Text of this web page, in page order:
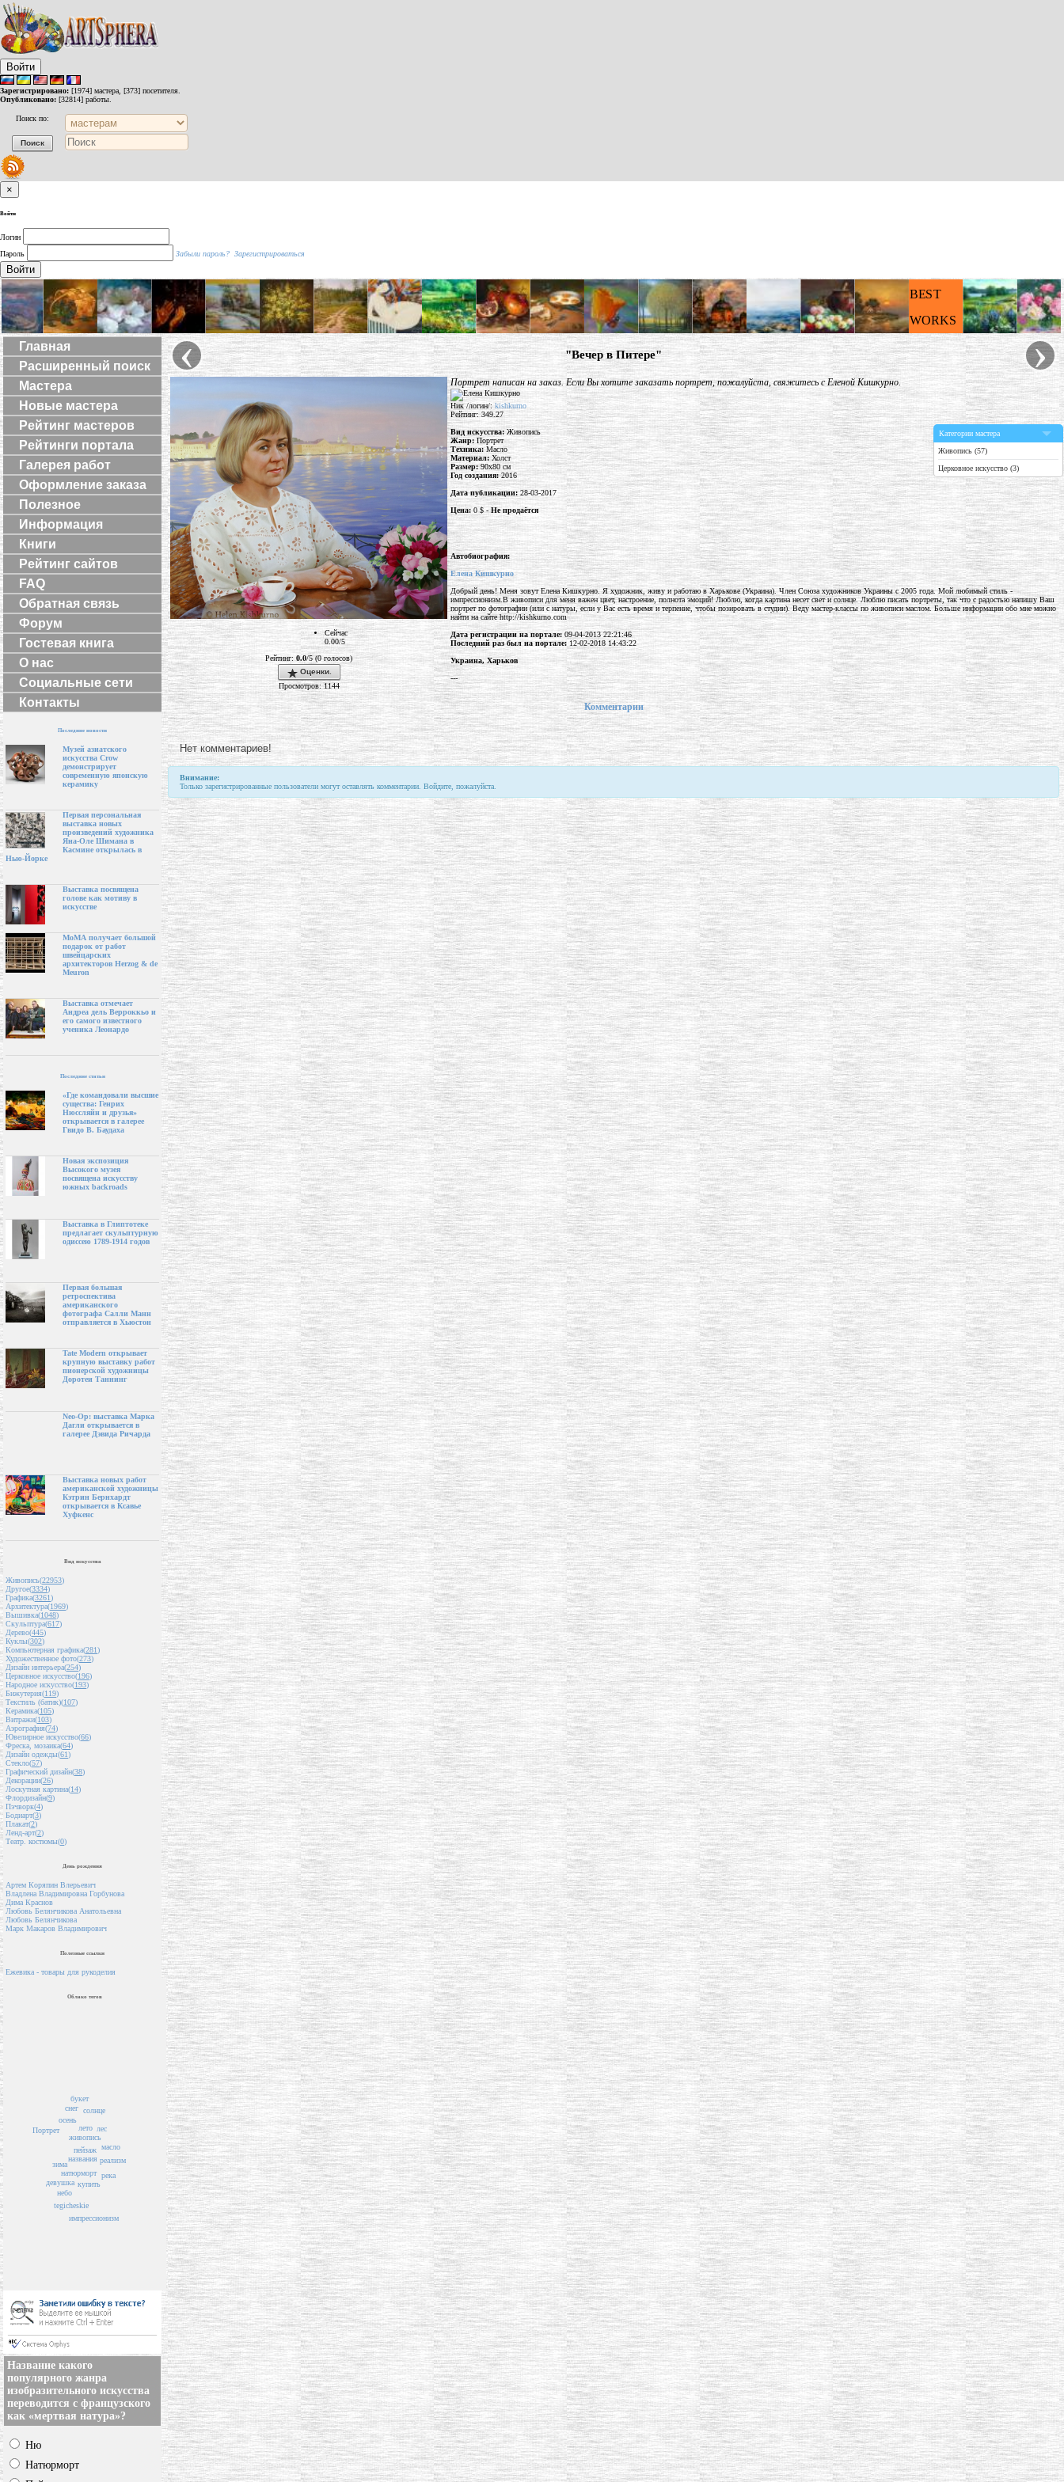
Войти
Зарегистрировано: [1974] мастера, [373] посетителя.
Опубликовано: [32814] работы.
Поиск по:
×
Войти
Логин
Пароль
Забыли пароль? Зарегистрироваться
Войти
BEST
WORKS
Главная
Расширенный поиск
Мастера
Новые мастера
Рейтинг мастеров
Рейтинги портала
Галерея работ
Оформление заказа
Полезное
Информация
Книги
Рейтинг сайтов
FAQ
Обратная связь
Форум
Гостевая книга
О нас
Социальные сети
Контакты
Последние новости
Музей азиатского
искусства Crow
демонстрирует
современную японскую
керамику
Первая персональная
выставка новых
произведений художника
Яна-Оле Шимана в
Касмине открылась в
Нью-Йорке
Выставка посвящена
голове как мотиву в
искусстве
МоМА получает большой
подарок от работ
швейцарских
архитекторов Herzog & de
Meuron
Выставка отмечает
Андреа дель Верроккьо и
его самого известного
ученика Леонардо
Последние статьи
«Где командовали высшие
существа: Генрих
Нюссляйн и друзья»
открывается в галерее
Гвидо В. Баудаха
Новая экспозиция
Высокого музея
посвящена искусству
южных backroads
Выставка в Глиптотеке
предлагает скульптурную
одиссею 1789-1914 годов
Первая большая
ретроспектива
американского
фотографа Салли Манн
отправляется в Хьюстон
Tate Modern открывает
крупную выставку работ
пионерской художницы
Доротеи Таннинг
Neo-Op: выставка Марка
Дагли открывается в
галерее Дэвида Ричарда
Выставка новых работ
американской художницы
Кэтрин Бернхардт
открывается в Ксавье
Хуфкенс
Вид искусства
Живопись(22953)
Другое(3334)
Графика(3261)
Архитектура(1969)
Вышивка(1048)
Скульптура(617)
Дерево(445)
Куклы(302)
Компьютерная графика(281)
Художественное фото(273)
Дизайн интерьера(254)
Церковное искусство(196)
Народное искусство(193)
Бижутерия(119)
Текстиль (батик)(107)
Керамика(105)
Витражи(103)
Аэрография(74)
Ювелирное искусство(66)
Фреска, мозаика(64)
Дизайн одежды(61)
Стекло(57)
Графический дизайн(38)
Декорации(26)
Лоскутная картина(14)
Флордизайн(9)
Пэчворк(4)
Бодиарт(3)
Плакат(2)
Ленд-арт(2)
Театр. костюмы(0)
День рождения
Артем Коряпин Влерьевич
Владлена Владимировна Горбунова
Дима Краснов
Любовь Белянчикова Анатольевна
Любовь Белянчикова
Марк Макаров Владимирович
Полезные ссылки
Ежевика - товары для рукоделия
Облако тегов
пейзаж
названия
живопись
лето
натюрморт
купить
солнце
лес
зима
осень
букет
масло
река
снег
tegicheskie
реализм
небо
импрессионизм
Портрет
девушка
Название какого
популярного жанра
изобразительного искусства
переводится с французского
как «мертвая натура»?
Ню
Натюрморт
‹ "Вечер в Питере" ›
Сейчас
0.00/5
Рейтинг: 0.0/5 (0 голосов)
Оценки.
Просмотров: 1144
Портрет написан на заказ. Если Вы хотите заказать портрет, пожалуйста, свяжитесь с Еленой Кишкурно.
Ник /логин/:kishkurno
Рейтинг: 349.27
Вид искусства: Живопись
Жанр: Портрет
Техника:Масло
Материал:Холст
Размер:90x80 см
Год создания:2016
Дата публикации: 28-03-2017
Цена:0 $ - Не продаётся
Категории мастера
Живопись (57)
Церковное искусство (3)
Автобиография:
Елена Кишкурно
Добрый день! Меня зовут Елена Кишкурно. Я художник, живу и работаю в Харькове (Украина). Член Союза художников Украины с 2005 года. Мой любимый стиль -
импрессионизм.В живописи для меня важен цвет, настроение, полнота эмоций! Люблю, когда картина несет свет и солнце. Люблю писать портреты, так что с радостью напишу Ваш
портрет по фотографии (или с натуры, если у Вас есть время и терпение, чтобы позировать в студии). Веду мастер-классы по живописи маслом. Больше информации обо мне можно
найти на сайте http://kishkurno.com
Дата регистрации на портале: 09-04-2013 22:21:46
Последний раз был на портале: 12-02-2018 14:43:22
Украина, Харьков
---
Комментарии
Нет комментариев!
Внимание:
Только зарегистрированные пользователи могут оставлять комментарии. Войдите, пожалуйста.